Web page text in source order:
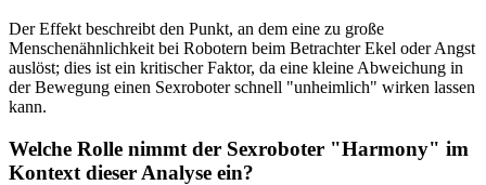
Der Effekt beschreibt den Punkt, an dem eine zu große
Menschenähnlichkeit bei Robotern beim Betrachter Ekel oder Angst
auslöst; dies ist ein kritischer Faktor, da eine kleine Abweichung in
der Bewegung einen Sexroboter schnell "unheimlich" wirken lassen
kann.
Welche Rolle nimmt der Sexroboter "Harmony" im
Kontext dieser Analyse ein?